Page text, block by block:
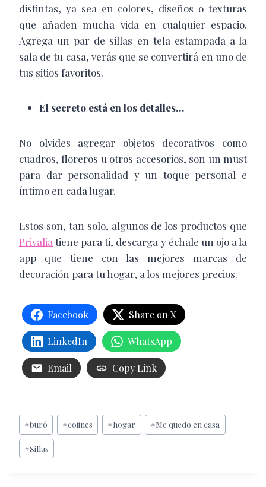
distintas, ya sea en colores, diseños o texturas
que añaden mucha vida en cualquier espacio.
Agrega un par de sillas en tela estampada a la
sala de tu casa, verás que se convertirá en uno de
tus sitios favoritos.
El secreto está en los detalles…
No olvides agregar objetos decorativos como
cuadros, floreros u otros accesorios, son un must
para dar personalidad y un toque personal e
íntimo en cada lugar.
Estos son, tan solo, algunos de los productos que
Privalia tiene para ti, descarga y échale un ojo a la
app que tiene con las mejores marcas de
decoración para tu hogar, a los mejores precios.
Facebook Share on X
LinkedIn WhatsApp
Email Copy Link
Etiquetas
de
la
#buró #cojines #hogar #Me quedo en casa
#Sillas